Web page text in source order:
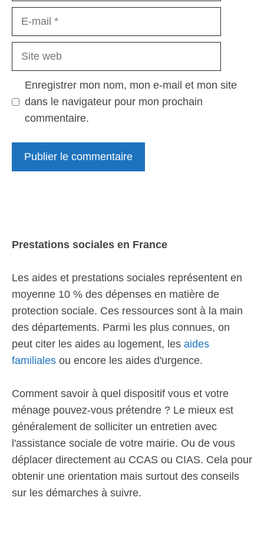
Site
Enregistrer mon nom, mon e-mail et mon site
dans le navigateur pour mon prochain
commentaire.
Prestations sociales en France
Les aides et prestations sociales représentent en
moyenne 10 % des dépenses en matière de
protection sociale. Ces ressources sont à la main
des départements. Parmi les plus connues, on
peut citer les aides au logement, les aides
familiales ou encore les aides d'urgence.
Comment savoir à quel dispositif vous et votre
ménage pouvez-vous prétendre ? Le mieux est
généralement de solliciter un entretien avec
l'assistance sociale de votre mairie. Ou de vous
déplacer directement au CCAS ou CIAS. Cela pour
obtenir une orientation mais surtout des conseils
sur les démarches à suivre.